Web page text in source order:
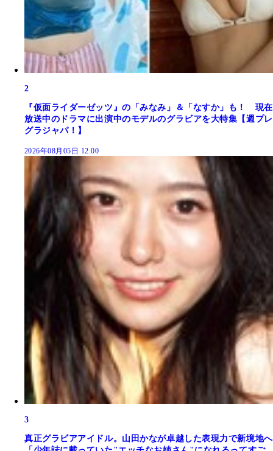
2
『仮面ライダーゼッツ』の「みなみ」＆「なすか」も！ 現在
放送中のドラマに出演中のモデルのグラビアを大特集【週プレ
グラジャパ！】
2026年08月05日 12:00
3
真正グラビアアイドル。山田かなが卓越した表現力で新境地へ